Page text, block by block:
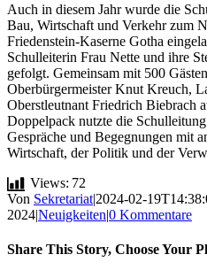
Auch in diesem Jahr wurde die
Bau, Wirtschaft und Verkehr zum
Friedenstein-Kaserne Gotha
Schulleiterin Frau Nette und ihre
gefolgt. Gemeinsam mit 500
Oberbürgermeister Knut Kreuch,
Oberstleutnant Friedrich Biebrach
Doppelpack nutzte die
Gespräche und Begegnungen mit
Wirtschaft, der Politik und der
Views: 72
Von Sekretariat|2024-02-
2024|Neuigkeiten|0 Kommentare
Share This Story, Choose Your